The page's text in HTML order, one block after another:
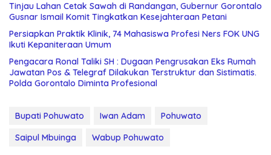
Tinjau Lahan Cetak Sawah di Randangan, Gubernur Gorontalo
Gusnar Ismail Komit Tingkatkan Kesejahteraan Petani
Persiapkan Praktik Klinik, 74 Mahasiswa Profesi Ners FOK UNG
Ikuti Kepaniteraan Umum
Pengacara Ronal Taliki SH : Dugaan Pengrusakan Eks Rumah
Jawatan Pos & Telegraf Dilakukan Terstruktur dan Sistimatis.
Polda Gorontalo Diminta Profesional
Bupati Pohuwato Iwan Adam
Pohuwato
Saipul Mbuinga
Wabup Pohuwato